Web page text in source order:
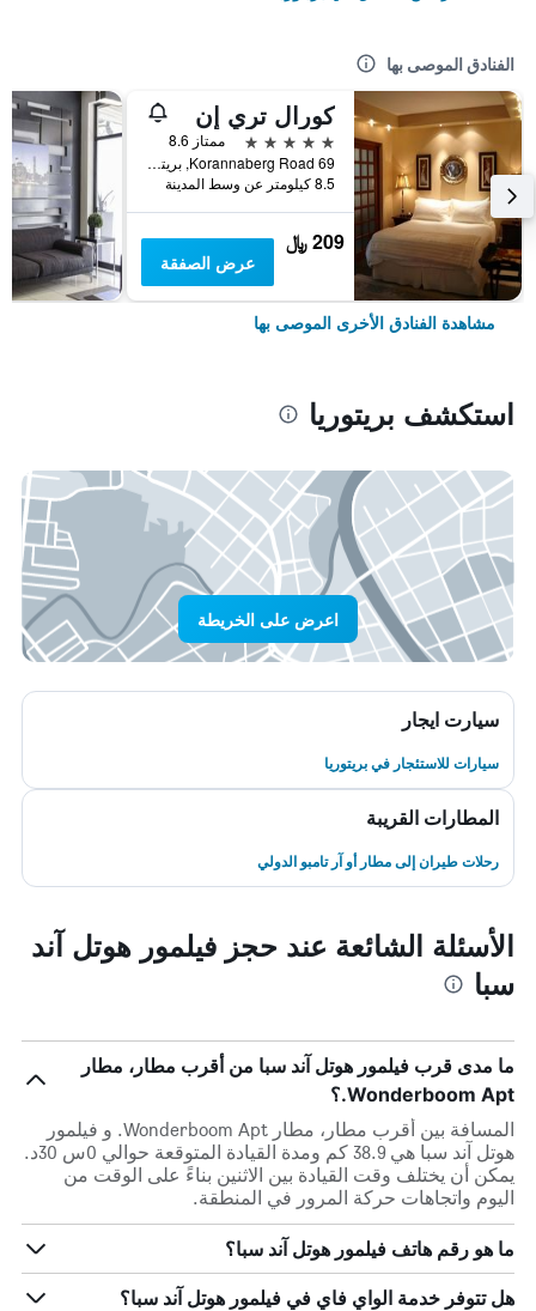
الفنادق الموصى بها
كورال تري إن
5 نجوم
ممتاز 8.6
69 Korannaberg Road, بريتوريا, محافظة غاوتينج, جنوب أفريقيا
8.5 كيلومتر عن وسط المدينة
209 ﷼
عرض الصفقة
مشاهدة الفنادق الأخرى الموصى بها
استكشف بريتوريا
اعرض على الخريطة
سيارت ايجار
سيارات للاستئجار في بريتوريا
المطارات القريبة
رحلات طيران إلى مطار أو آر تامبو الدولي
الأسئلة الشائعة عند حجز فيلمور هوتل آند
سبا
ما مدى قرب فيلمور هوتل آند سبا من أقرب مطار، مطار
Wonderboom Apt.؟
المسافة بين أقرب مطار، مطار Wonderboom Apt. و فيلمور
هوتل آند سبا هي 38.9 كم ومدة القيادة المتوقعة حوالي 0س 30د.
يمكن أن يختلف وقت القيادة بين الاثنين بناءً على الوقت من
اليوم واتجاهات حركة المرور في المنطقة.
ما هو رقم هاتف فيلمور هوتل آند سبا؟
هل تتوفر خدمة الواي فاي في فيلمور هوتل آند سبا؟